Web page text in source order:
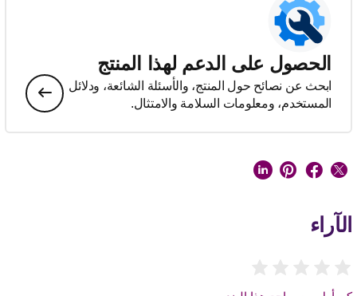
الحصول على الدعم لهذا المنتج
ابحث عن نصائح حول المنتج، والأسئلة الشائعة، ودلائل
المستخدم، ومعلومات السلامة والامتثال.
الآراء